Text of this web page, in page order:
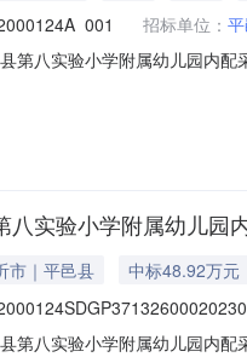
招标单位：
第八实验小学附属幼儿园内
园内配采购项目三、采购项
实验小学附属幼儿园
市｜平邑县
中标48.92万元
第八实验小学附属幼儿园内